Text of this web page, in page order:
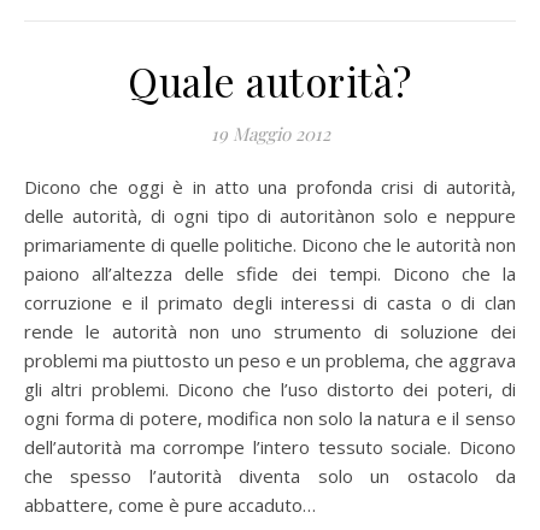
Quale autorità?
19 Maggio 2012
Dicono che oggi è in atto una profonda crisi di autorità,
delle autorità, di ogni tipo di autoritànon solo e neppure
primariamente di quelle politiche. Dicono che le autorità non
paiono all’altezza delle sfide dei tempi. Dicono che la
corruzione e il primato degli interessi di casta o di clan
rende le autorità non uno strumento di soluzione dei
problemi ma piuttosto un peso e un problema, che aggrava
gli altri problemi. Dicono che l’uso distorto dei poteri, di
ogni forma di potere, modifica non solo la natura e il senso
dell’autorità ma corrompe l’intero tessuto sociale. Dicono
che spesso l’autorità diventa solo un ostacolo da
abbattere, come è pure accaduto…